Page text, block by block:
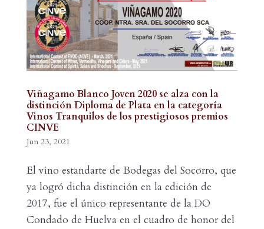
Viñagamo Blanco Joven 2020 se alza con la
distinción Diploma de Plata en la categoría
Vinos Tranquilos de los prestigiosos premios
CINVE
Jun 23, 2021
El vino estandarte de Bodegas del Socorro, que
ya logró dicha distinción en la edición de
2017, fue el único representante de la DO
Condado de Huelva en el cuadro de honor del